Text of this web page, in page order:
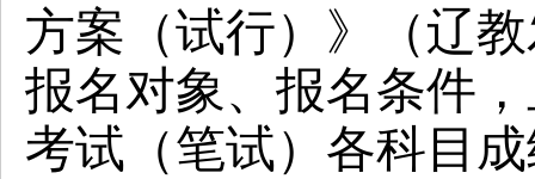
方案（试行）》（辽
报名对象、报名条件
考试（笔试）各科目